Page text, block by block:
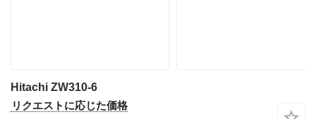
Hitachi ZW310-6
リクエストに応じた価格